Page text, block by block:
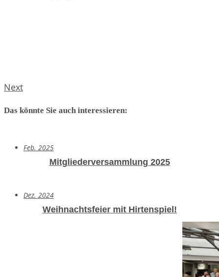
Next
Das könnte Sie auch interessieren:
Feb. 2025
Mitgliederversammlung 2025
Dez. 2024
Weihnachtsfeier mit Hirtenspiel!